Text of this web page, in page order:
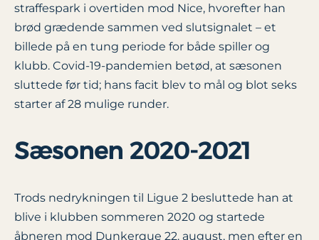
straffespark i overtiden mod Nice, hvorefter han
brød grædende sammen ved slutsignalet – et
billede på en tung periode for både spiller og
klubb. Covid-19-pandemien betød, at sæsonen
sluttede før tid; hans facit blev to mål og blot seks
starter af 28 mulige runder.
Sæsonen 2020-2021
Trods nedrykningen til Ligue 2 besluttede han at
blive i klubben sommeren 2020 og startede
åbneren mod Dunkerque 22. august, men efter en